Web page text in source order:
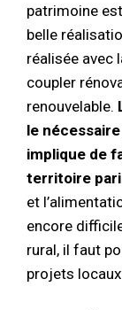
patrimoine
belle
réalisée avec
coupler
renouvelable.
le
implique de
territoire
et
encore
rural, il faut
projets